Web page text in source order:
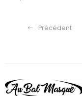
Précédent